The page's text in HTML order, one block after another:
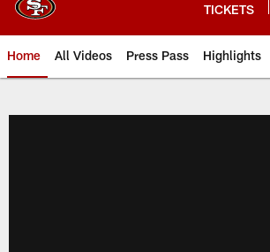
TICKETS
Home All Videos Press Pass Highlights